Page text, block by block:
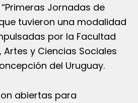
Jornadas de
tuvieron una modalidad
por la Facultad
y Ciencias Sociales
del Uruguay.
abiertas para